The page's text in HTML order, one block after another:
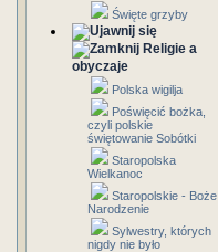
Święte grzyby
Religie a
obyczaje
Polska wigilja
Poświęcić bożka,
czyli polskie
świętowanie Sobótki
Staropolska
Wielkanoc
Staropolskie - Boże
Narodzenie
Sylwestry, których
nigdy nie było